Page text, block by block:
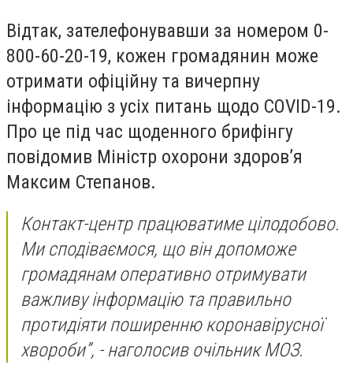
Відтак, зателефонувавши за номером 0-
800-60-20-19, кожен громадянин може
отримати офіційну та вичерпну
інформацію з усіх питань щодо COVID-19.
Про це під час щоденного брифінгу
повідомив Міністр охорони здоров’я
Максим Степанов.
Контакт-центр працюватиме цілодобово.
Ми сподіваємося, що він допоможе
громадянам оперативно отримувати
важливу інформацію та правильно
протидіяти поширенню коронавірусної
хвороби”, - наголосив очільник МОЗ.